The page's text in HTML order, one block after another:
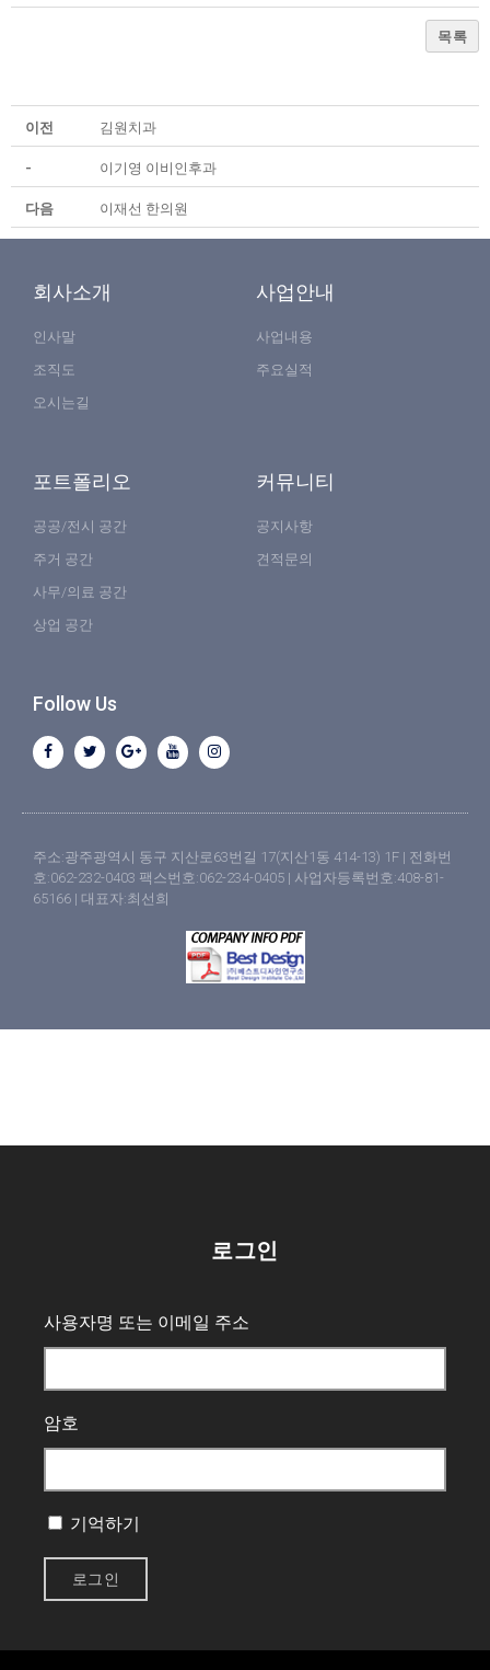
목록
이전 김원치과
- 이기영 이비인후과
다음 이재선 한의원
회사소개
인사말
조직도
오시는길
사업안내
사업내용
주요실적
포트폴리오
공공/전시 공간
주거 공간
사무/의료 공간
상업 공간
커뮤니티
공지사항
견적문의
Follow Us
주소:광주광역시 동구 지산로63번길 17(지산1동 414-13) 1F | 전화번
호:062-232-0403 팩스번호:062-234-0405 | 사업자등록번호:408-81-
65166 | 대표자:최선희
로그인
사용자명 또는 이메일 주소
암호
기억하기